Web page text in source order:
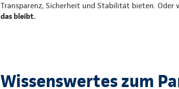
Transparenz, Sicherheit und Stabilität bieten. Oder
das bleibt.
Wissenswertes zum